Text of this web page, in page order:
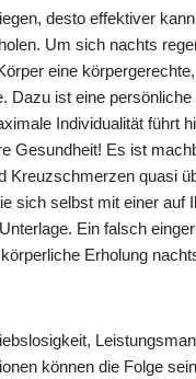
desto effektiver
Um sich nachts
eine
Dazu ist eine
Individualität führt
Gesundheit! Es ist
Kreuzschmerzen quasi
sich selbst mit einer auf
Ein falsch
Erholung
können die Folge